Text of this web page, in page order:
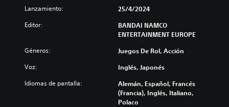
Lanzamiento: 25/4/2024
Editor:
BANDAI NAMCO
ENTERTAINMENT EUROPE
Géneros: Juegos De Rol, Acción
Voz: Inglés, Japonés
Idiomas de pantalla:
Alemán, Español, Francés
(Francia), Inglés, Italiano,
Polaco